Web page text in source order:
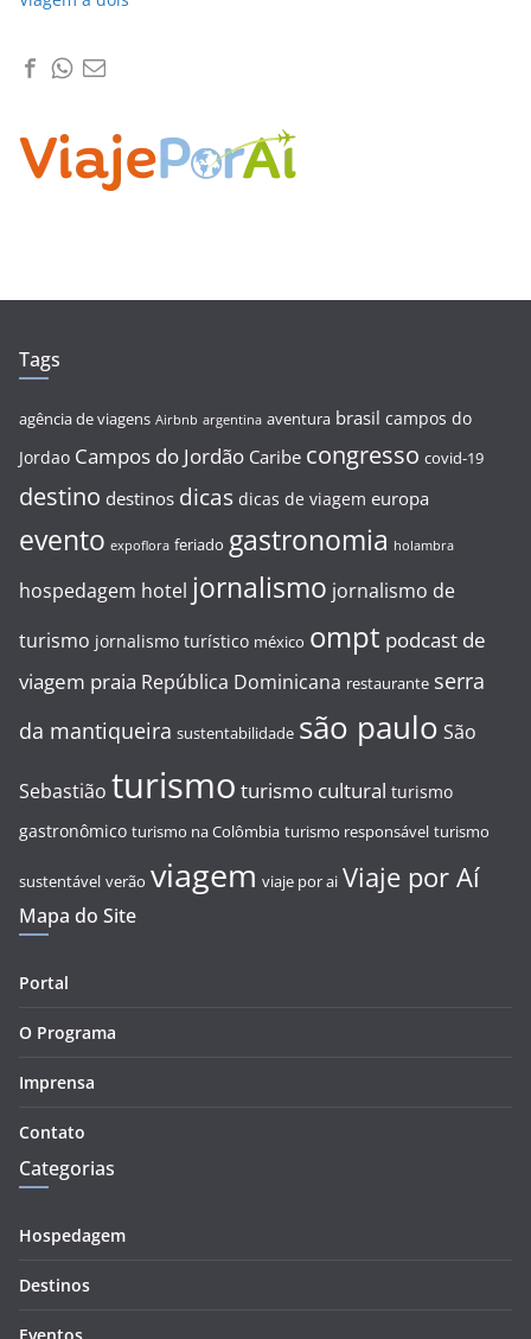
Tags
agência de viagens Airbnb argentina aventura brasil campos do
Jordao Campos do Jordão Caribe congresso covid-19
destino destinos dicas dicas de viagem europa
evento expoflora feriado gastronomia holambra
hospedagem hotel jornalismo jornalismo de
turismo jornalismo turístico méxico ompt podcast de
viagem praia República Dominicana restaurante serra
da mantiqueira sustentabilidade são paulo São
Sebastião turismo turismo cultural turismo
gastronômico turismo na Colômbia turismo responsável turismo
sustentável verão viagem viaje por ai Viaje por Aí
Mapa do Site
Portal
O Programa
Imprensa
Contato
Categorias
Hospedagem
Destinos